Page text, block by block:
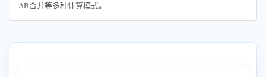
AB合并等多种计算模式。